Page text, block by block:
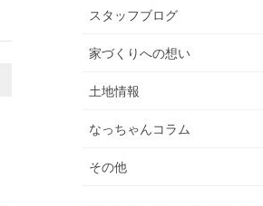
スタッフブログ
家づくりへの想い
土地情報
なっちゃんコラム
その他